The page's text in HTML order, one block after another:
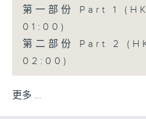
第一部份 Part 1
01:00)
第二部份 Part 2
02:00)
更多 ...